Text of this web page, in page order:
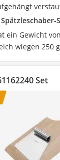
ein Gewicht
wiegen 250
Set